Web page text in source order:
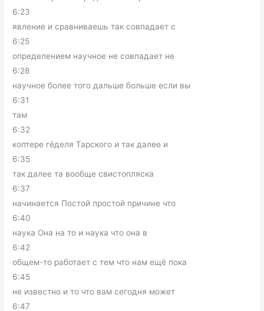
6:23
явление и сравниваешь так совпадает с
6:25
определением научное не совпадает не
6:28
научное более того дальше больше если вы
6:31
там
6:32
коптере гёделя Тарского и так далее и
6:35
так далее та вообще свистопляска
6:37
начинается Постой простой причине что
6:40
наука Она на то и наука что она в
6:42
общем-то работает с тем что нам ещё пока
6:45
не известно и то что вам сегодня может
6:47